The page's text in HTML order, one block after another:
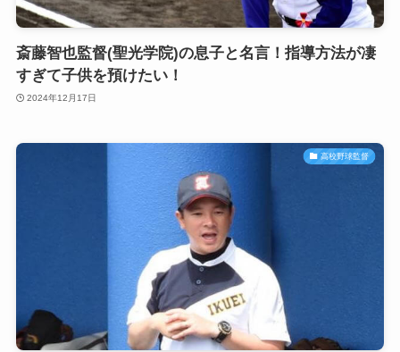
斎藤智也監督(聖光学院)の息子と名言！指導方法が凄
すぎて子供を預けたい！
2024年12月17日
高校野球監督